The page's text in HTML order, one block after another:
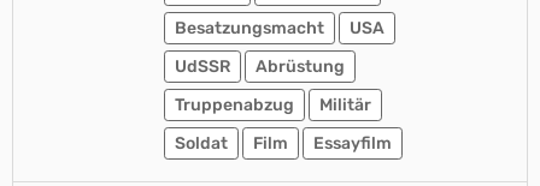
Besatzungsmacht
USA
UdSSR
Abrüstung
Truppenabzug
Militär
Soldat
Film Essayfilm